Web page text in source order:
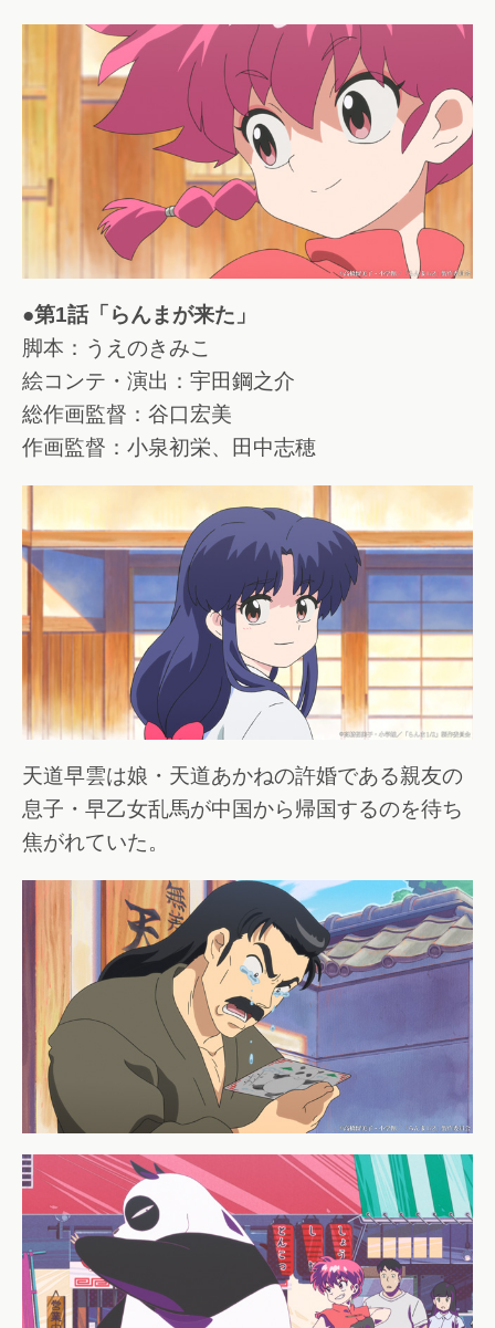
●第1話「らんまが来た」
脚本：うえのきみこ
絵コンテ・演出：宇田鋼之介
総作画監督：谷口宏美
作画監督：小泉初栄、田中志穂
天道早雲は娘・天道あかねの許婚である親友の
息子・早乙女乱馬が中国から帰国するのを待ち
焦がれていた。